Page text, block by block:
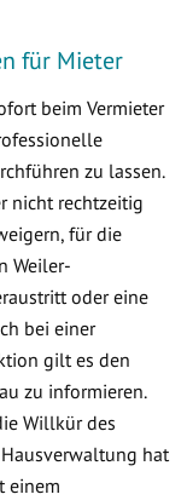
für Mieter
beim Vermieter
zu lassen.
nicht rechtzeitig
für die
Weiler-
oder eine
bei einer
gilt es den
zu informieren.
Willkür des
hat
einem